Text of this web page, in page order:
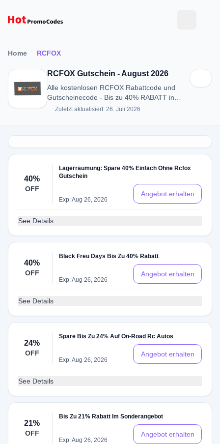
Home RCFOX
RCFOX Gutschein - August 2026
Alle kostenlosen RCFOX Rabattcode und
Gutscheinecode - Bis zu 40% RABATT in
August 2026
Zuletzt aktualisiert: 26. Juli 2026
40%
OFF
Lagerräumung: Spare 40% Einfach Ohne Rcfox
Gutschein
Exp: Aug 26, 2026
Angebot erhalten
See Details
40%
OFF
Black Freu Days Bis Zu 40% Rabatt
Exp: Aug 26, 2026
Angebot erhalten
See Details
24%
OFF
Spare Bis Zu 24% Auf On-Road Rc Autos
Exp: Aug 26, 2026
Angebot erhalten
See Details
21%
OFF
Bis Zu 21% Rabatt Im Sonderangebot
Exp: Aug 26, 2026
Angebot erhalten